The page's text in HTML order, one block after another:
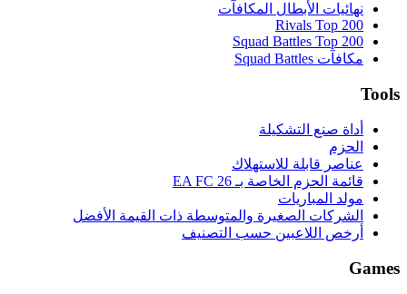
نهائيات الأبطال المكافآت
Rivals Top 200
Squad Battles Top 200
مكافآت Squad Battles
Tools
أداة صنع التشكيلة
الحزم
عناصر قابلة للاستهلاك
قائمة الحزم الخاصة بـ EA FC 26
مولد المباريات
الشركات الصغيرة والمتوسطة ذات القيمة الأفضل
أرخص اللاعبين حسب التصنيف
Games